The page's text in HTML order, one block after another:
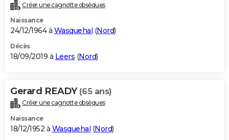
Créer une cagnotte obsèques
Naissance
24/12/1964 à Wasquehal (Nord)
Décès
18/09/2019 à Leers (Nord)
Gerard READY (65 ans)
Créer une cagnotte obsèques
Naissance
18/12/1952 à Wasquehal (Nord)